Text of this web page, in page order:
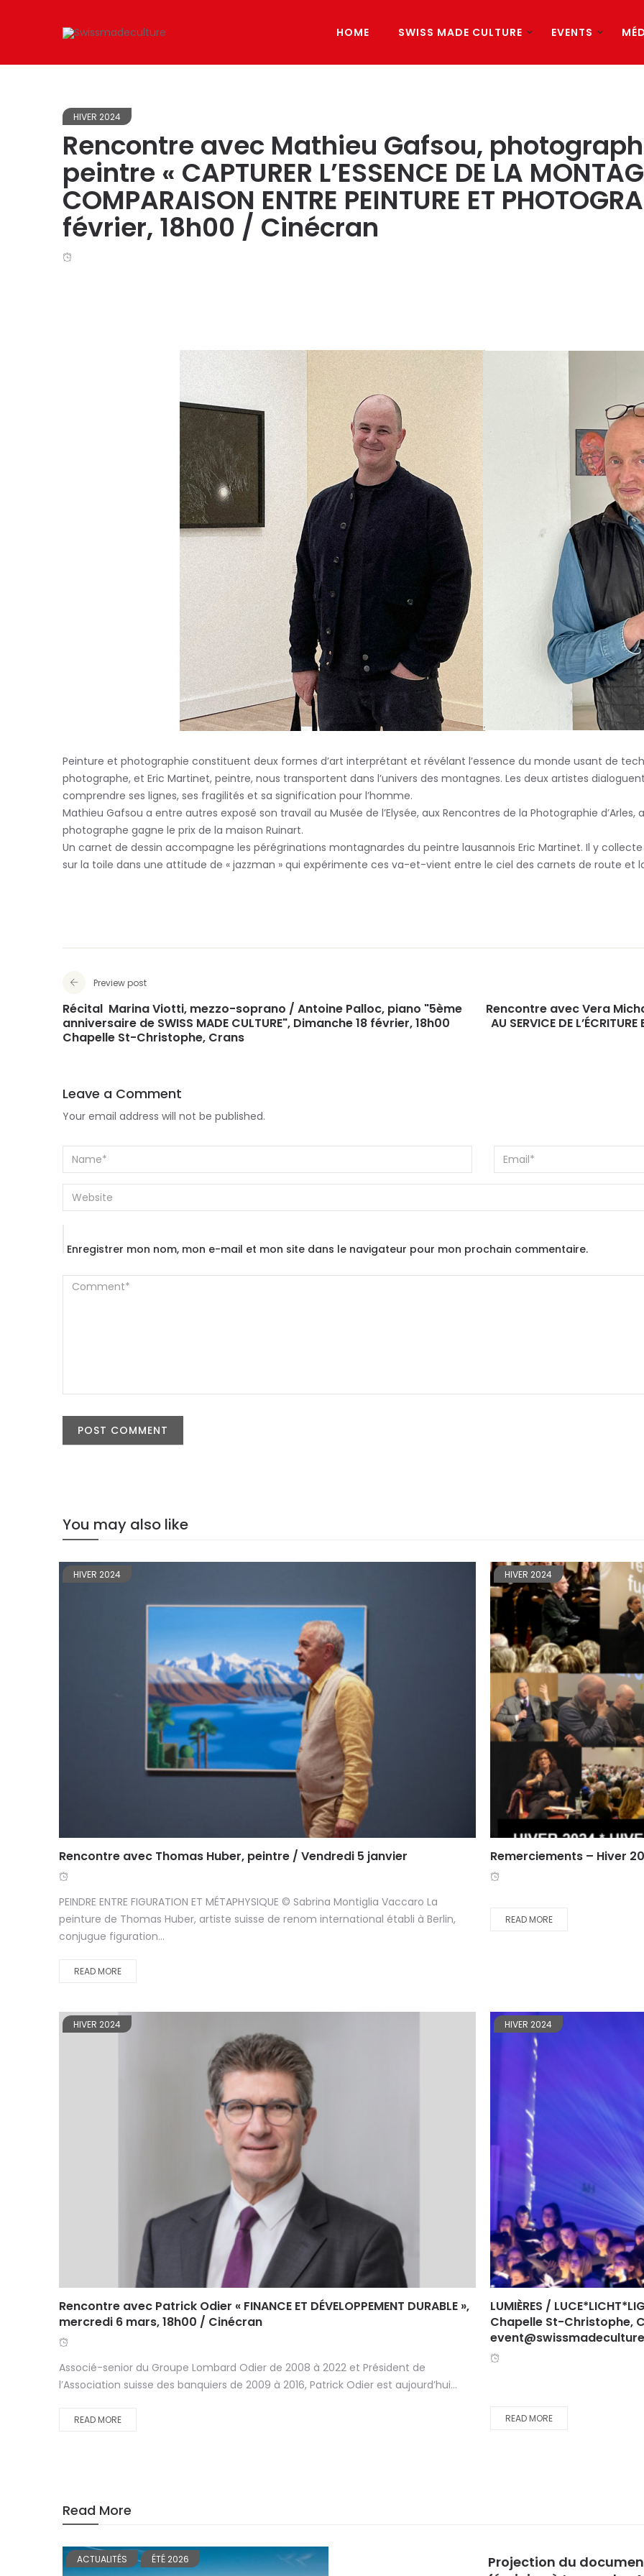
HOME SWISS MADE CULTURE EVENTS
HIVER 2024
Rencontre avec Mathieu Gafsou,
peintre « CAPTURER L’ESSENCE DE LA
COMPARAISON ENTRE PEINTURE ET
février, 18h00 / Cinécran
Peinture et photographie constituent deux formes d’art interprétant et révélant l’essence du monde usant de
photographe, et Eric Martinet, peintre, nous transportent dans l’univers des montagnes. Les deux artistes
comprendre ses lignes, ses fragilités et sa signification pour l’homme.
Mathieu Gafsou a entre autres exposé son travail au Musée de l’Elysée, aux Rencontres de la Photographie d’Arles,
photographe gagne le prix de la maison Ruinart.
Un carnet de dessin accompagne les pérégrinations montagnardes du peintre lausannois Eric Martinet. Il y
sur la toile dans une attitude de « jazzman » qui expérimente ces va-et-vient entre le ciel des carnets de route et
Preview post
Récital Marina Viotti, mezzo-soprano / Antoine Palloc, piano "5ème
anniversaire de SWISS MADE CULTURE", Dimanche 18 février, 18h00
Chapelle St-Christophe, Crans
Rencontre avec Vera
AU SERVICE DE
Leave a Comment
Your email address will not be published.
Enregistrer mon nom, mon e-mail et mon site dans le navigateur pour mon prochain commentaire.
You may also like
HIVER 2024
Rencontre avec Thomas Huber, peintre / Vendredi 5 janvier
PEINDRE ENTRE FIGURATION ET MÉTAPHYSIQUE © Sabrina Montiglia Vaccaro La
peinture de Thomas Huber, artiste suisse de renom international établi à Berlin,
conjugue figuration...
READ MORE
HIVER 2024
Remerciements – Hiver
READ MORE
HIVER 2024
Rencontre avec Patrick Odier « FINANCE ET DÉVELOPPEMENT DURABLE »,
mercredi 6 mars, 18h00 / Cinécran
Associé-senior du Groupe Lombard Odier de 2008 à 2022 et Président de
l’Association suisse des banquiers de 2009 à 2016, Patrick Odier est aujourd’hui...
READ MORE
HIVER 2024
LUMIÈRES /
Chapelle St-Christophe,
READ MORE
Read More
ACTUALITÉS ÉTÉ 2026
Projection du